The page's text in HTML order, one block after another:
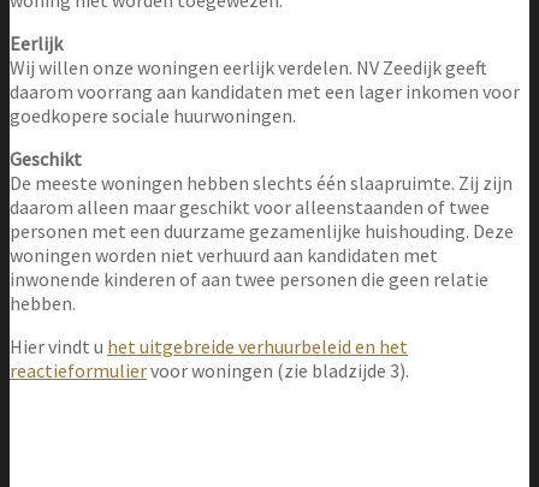
Eerlijk
Wij willen onze woningen eerlijk verdelen. NV Zeedijk geeft
daarom voorrang aan kandidaten met een lager inkomen voor
goedkopere sociale huurwoningen.
Geschikt
De meeste woningen hebben slechts één slaapruimte. Zij zijn
daarom alleen maar geschikt voor alleenstaanden of twee
personen met een duurzame gezamenlijke huishouding. Deze
woningen worden niet verhuurd aan kandidaten met
inwonende kinderen of aan twee personen die geen relatie
hebben.
Hier vindt u het uitgebreide verhuurbeleid en het
reactieformuliervoor woningen (zie bladzijde 3).